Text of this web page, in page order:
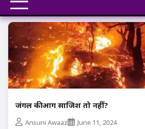
जंगल की आग साजिश तो नहीं?
Ansuni Awaaz June 11, 2024